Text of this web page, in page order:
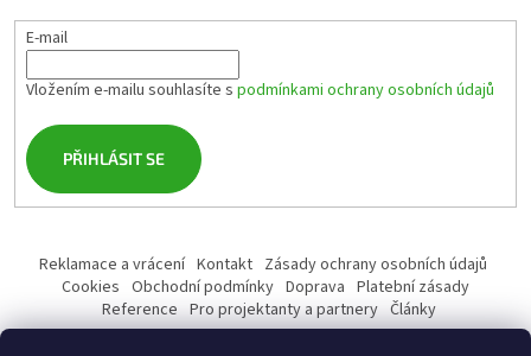
E-mail
Vložením e-mailu souhlasíte s podmínkami ochrany osobních údajů
PŘIHLÁSIT SE
Reklamace a vrácení Kontakt Zásady ochrany osobních údajů
Cookies Obchodní podmínky Doprava Platební zásady
Reference Pro projektanty a partnery Články